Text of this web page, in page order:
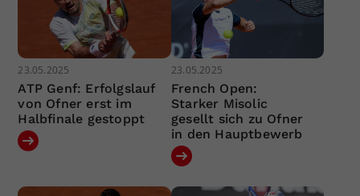
23.05.2025
ATP Genf: Erfolgslauf
von Ofner erst im
Halbfinale gestoppt
23.05.2025
French Open:
Starker Misolic
gesellt sich zu Ofner
in den Hauptbewerb